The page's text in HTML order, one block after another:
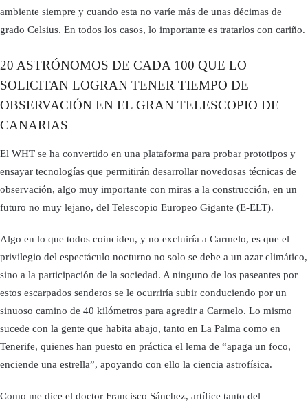
ambiente siempre y cuando esta no varíe más de unas décimas de
grado Celsius. En todos los casos, lo importante es tratarlos con cariño.
20 ASTRÓNOMOS DE CADA 100 QUE LO
SOLICITAN LOGRAN TENER TIEMPO DE
OBSERVACIÓN EN EL GRAN TELESCOPIO DE
CANARIAS
El WHT se ha convertido en una plataforma para probar prototipos y
ensayar tecnologías que permitirán desarrollar novedosas técnicas de
observación, algo muy importante con miras a la construcción, en un
futuro no muy lejano, del Telescopio Europeo Gigante (E-ELT).
Algo en lo que todos coinciden, y no excluiría a Carmelo, es que el
privilegio del espectáculo nocturno no solo se debe a un azar climático,
sino a la participación de la sociedad. A ninguno de los paseantes por
estos escarpados senderos se le ocurriría subir conduciendo por un
sinuoso camino de 40 kilómetros para agredir a Carmelo. Lo mismo
sucede con la gente que habita abajo, tanto en La Palma como en
Tenerife, quienes han puesto en práctica el lema de “apaga un foco,
enciende una estrella”, apoyando con ello la ciencia astrofísica.
Como me dice el doctor Francisco Sánchez, artífice tanto del